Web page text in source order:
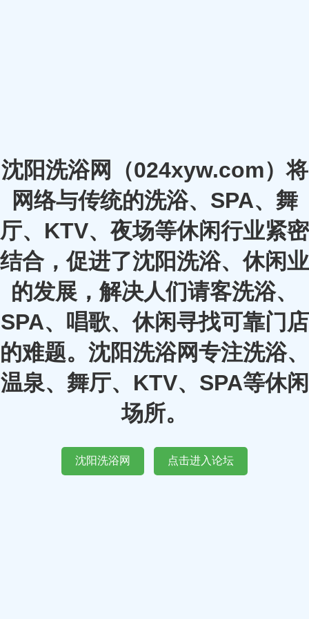
沈阳洗浴网（024xyw.com）将
网络与传统的洗浴、SPA、舞
厅、KTV、夜场等休闲行业紧密
结合，促进了沈阳洗浴、休闲业
的发展，解决人们请客洗浴、
SPA、唱歌、休闲寻找可靠门店
的难题。沈阳洗浴网专注洗浴、
温泉、舞厅、KTV、SPA等休闲
场所。
沈阳洗浴网 点击进入论坛